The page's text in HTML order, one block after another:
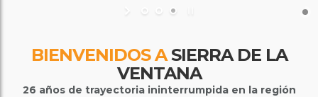
BIENVENIDOS ASIERRA DE LA
VENTANA
26 años de trayectoria ininterrumpida en la región